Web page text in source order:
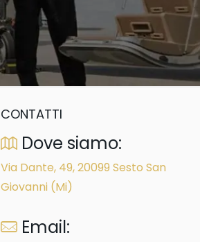
CONTATTI
Dove siamo:
Via Dante, 49, 20099 Sesto San
Giovanni (Mi)
Email: